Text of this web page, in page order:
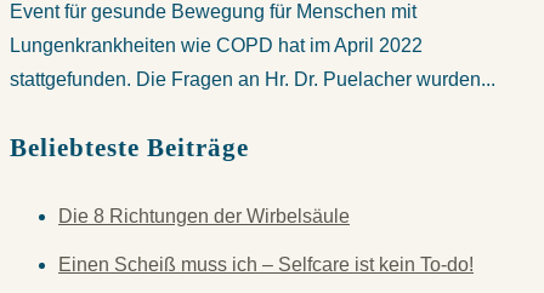
Event für gesunde Bewegung für Menschen mit
Lungenkrankheiten wie COPD hat im April 2022
stattgefunden. Die Fragen an Hr. Dr. Puelacher wurden...
Beliebteste Beiträge
Die 8 Richtungen der Wirbelsäule
Einen Scheiß muss ich – Selfcare ist kein To-do!